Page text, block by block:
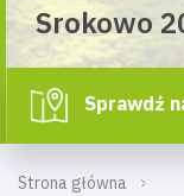
Strona główna
Srokowo
Sprawdź